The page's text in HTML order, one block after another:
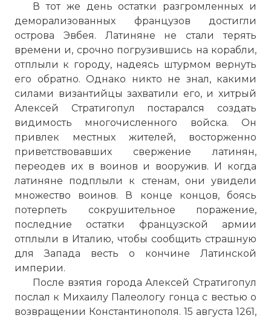
В тот же день остатки разгромленных и
деморализованных французов достигли
острова Эвбея. Латиняне не стали терять
времени и, срочно погрузившись на корабли,
отплыли к городу, надеясь штурмом вернуть
его обратно. Однако никто не знал, какими
силами византийцы захватили его, и хитрый
Алексей Стратигопул постарался создать
видимость многочисленного войска. Он
привлек местных жителей, восторженно
приветствовавших свержение латинян,
переодев их в воинов и вооружив. И когда
латиняне подплыли к стенам, они увидели
множество воинов. В конце концов, боясь
потерпеть сокрушительное поражение,
последние остатки французской армии
отплыли в Италию, чтобы сообщить страшную
для Запада весть о кончине Латинской
империи.
После взятия города Алексей Стратигопул
послал к Михаилу Палеологу гонца с вестью о
возвращении Константинополя. 15 августа 1261,
☓
Это было совершенной неожиданностью,